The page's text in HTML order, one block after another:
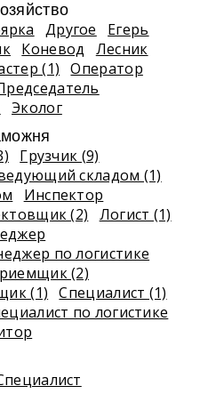
Другое
Егерь
Коневод
Лесник
(1)
Оператор
Эколог
Грузчик (9)
складом (1)
Инспектор
(2)
Логист (1)
по логистике
(2)
(1)
Специалист (1)
по логистике